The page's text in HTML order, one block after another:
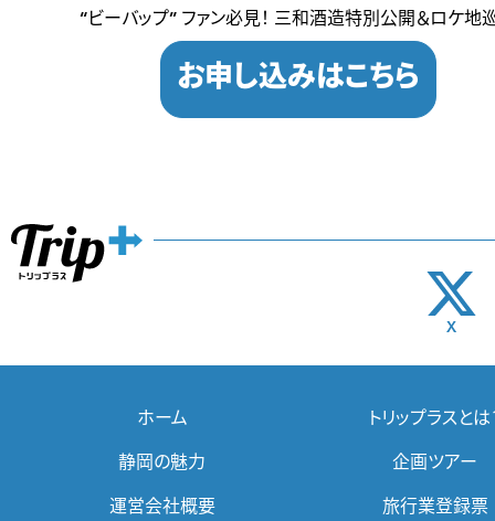
“ビーバップ” ファン必見！ 三和酒造特別公開＆ロケ地
お申し込みはこちら
X
ホーム
トリップラスとは
静岡の魅力
企画ツアー
運営会社概要
旅行業登録票